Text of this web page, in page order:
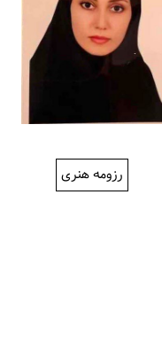
رزومه هنری